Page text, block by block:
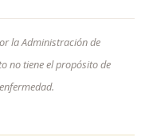
la Administración de
no tiene el propósito de